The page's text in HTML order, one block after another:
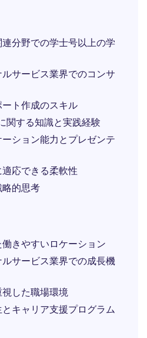
分野での学士号以上の学
サービス業界でのコンサ
ト作成のスキル
関する知識と実践経験
ション能力とプレゼンテ
応できる柔軟性
的思考
きやすいロケーション
サービス業界での成長機
した職場環境
キャリア支援プログラム